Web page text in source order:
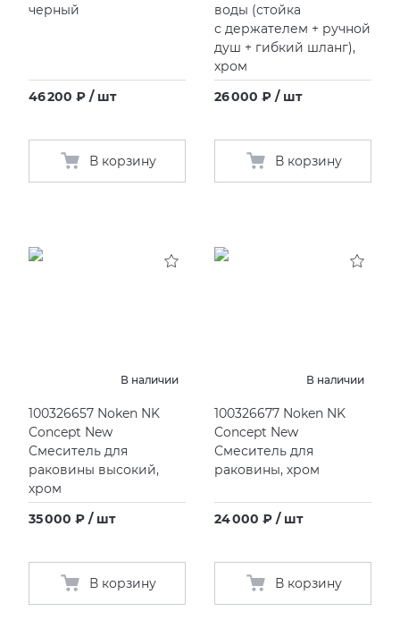
черный
46 200 ₽ / шт
В корзину
воды (стойка
с держателем + ручной
душ + гибкий шланг),
хром
26 000 ₽ / шт
В корзину
В наличии
100326657 Noken NK
Concept New
Смеситель для
раковины высокий,
хром
35 000 ₽ / шт
В корзину
В наличии
100326677 Noken NK
Concept New
Смеситель для
раковины, хром
24 000 ₽ / шт
В корзину